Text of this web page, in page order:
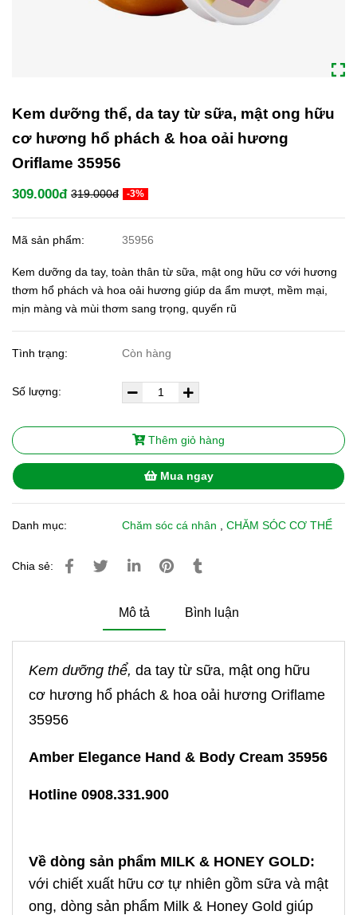
Kem dưỡng thể, da tay từ sữa, mật ong hữu
cơ hương hổ phách & hoa oải hương
Oriflame 35956
309.000đ 319.000đ -3%
Mã sản phẩm: 35956
Kem dưỡng da tay, toàn thân từ sữa, mật ong hữu cơ với hương
thơm hổ phách và hoa oải hương giúp da ẩm mượt, mềm mại,
mịn màng và mùi thơm sang trọng, quyến rũ
Tình trạng: Còn hàng
Số lượng:
Thêm giỏ hàng
Mua ngay
Danh mục: Chăm sóc cá nhân ,CHĂM SÓC CƠ THỂ
Chia sẻ:
Mô tả Bình luận
Kem dưỡng thể, da tay từ sữa, mật ong hữu
cơ hương hổ phách & hoa oải hương Oriflame
35956
Amber Elegance Hand & Body Cream 35956
Hotline 0908.331.900
Về dòng sản phẩm MILK & HONEY GOLD:
với chiết xuất hữu cơ tự nhiên gồm sữa và mật
ong, dòng sản phẩm Milk & Honey Gold giúp